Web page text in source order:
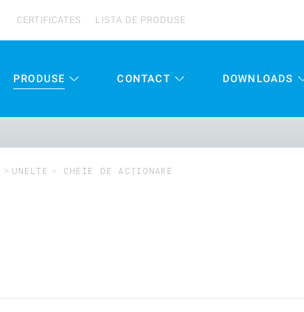
CERTIFICATES LISTA DE PRODUSE
PRODUSE CONTACT DOWNLOADS
UNELTE CHEIE DE ACŢIONARE